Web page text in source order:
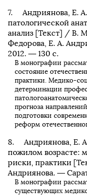
Андриянова, Е.
патологической
анализ [Текст] / В.
Федорова, Е. А.
2012. — 130 с.
В монографии
состояние
практики. Медико-
детерминации
прогноза
подготовки
реформ
Андриянова, Е.
пожилом возрасте:
риски, практики
Андриянова. —
В монографии
существующих